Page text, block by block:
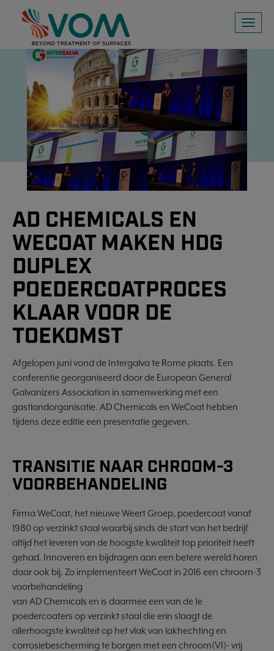
Toggle
AD CHEMICALS EN
WECOAT MAKEN HDG
DUPLEX
POEDERCOATPROCES
KLAAR VOOR DE
TOEKOMST
Afgelopen juni vond de Intergalva te Rome plaats. Een
conferentie georganiseerd door de European General
Galvanizers Association in samenwerking met een
gastlandorganisatie. AD Chemicals en WeCoat hebben
tijdens deze editie een presentatie gegeven.
TRANSITIE NAAR CHROOM-3
VOORBEHANDELING
Firma WeCoat, het nieuwe Weert Groep, poedercoat vanaf
1980 op verzinkt staal waarbij sinds de start van het bedrijf
altijd het leveren van de hoogste kwaliteit top prioriteit heeft
gehad. Innoveren en bijdragen aan een betere wereld horen
daar ook bij. Zo implementeert WeCoat in 2016 een chroom-3
voorbehandeling
van AD Chemicals en is daarmee een van de 1e
poedercoaters op verzinkt staal die erin slaagt de
allerhoogste kwaliteit op het vlak van lakhechting en
corrosiebescherming te borgen met een chroom(VI)- vrij